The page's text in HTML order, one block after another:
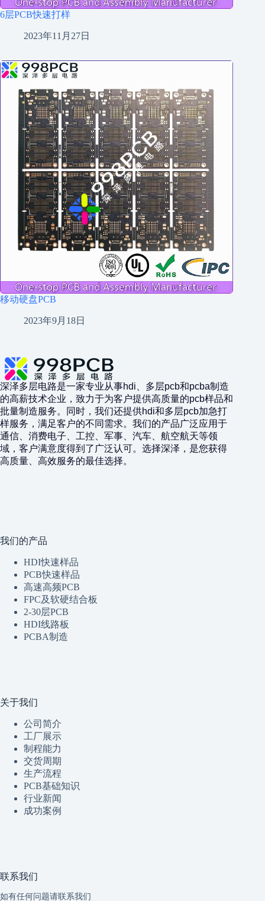
6层PCB快速打样
2023年11月27日
移动硬盘PCB
2023年9月18日
深泽多层电路是一家专业从事hdi、多层pcb和pcba制造
的高薪技术企业，致力于为客户提供高质量的pcb样品和
批量制造服务。同时，我们还提供hdi和多层pcb加急打
样服务，满足客户的不同需求。我们的产品广泛应用于
通信、消费电子、工控、军事、汽车、航空航天等领
域，客户满意度得到了广泛认可。选择深泽，是您获得
高质量、高效服务的最佳选择。
我们的产品
HDI快速样品
PCB快速样品
高速高频PCB
FPC及软硬结合板
2-30层PCB
HDI线路板
PCBA制造
关于我们
公司简介
工厂展示
制程能力
交货周期
生产流程
PCB基础知识
行业新闻
成功案例
联系我们
如有任何问题请联系我们